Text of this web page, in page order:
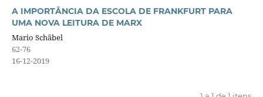
A IMPORTÂNCIA DA ESCOLA DE FRANKFURT PARA
UMA NOVA LEITURA DE MARX
Mario Schäbel
62-76
16-12-2019